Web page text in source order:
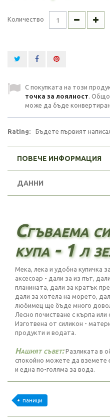
Количество
С покупката на този
точка за лоялност. Общо
може да бъде
Rating: Бъдете първият
ПОВЕЧЕ ИНФОРМАЦИЯ
ДАННИ
Сгъваема
купа - 1 л
Мека, лека и удобна купичка
аксесоар - дали за из път,
планината, дали за кратък
дали за хотела на морето,
любимец ще бъде много
Лесно почистване с кърпа
Изготвена от силикон -
продукти и водата.
Нашият съвет:Разликата в
спокойно можете да вземете
и една по-голяма за вода.
паници